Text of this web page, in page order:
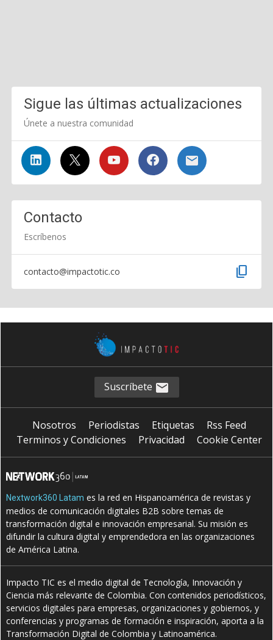
Sigue las últimas actualizaciones
Únete a nuestra comunidad
Contacto
Escríbenos
contacto@impactotic.co content_copy
Suscríbete
Nosotros Periodistas Etiquetas
Rss Feed
Terminos y Condiciones
Privacidad Cookie Center
Nextwork360 Latam es la red en Hispanoamérica de revistas y
medios de comunicación digitales B2B sobre temas de
transformación digital e innovación empresarial. Su misión es
difundir la cultura digital y emprendedora en las organizaciones
de América Latina.
Impacto TIC es el medio digital de Tecnología, Innovación y
Ciencia más relevante de Colombia. Con contenidos periodísticos,
servicios digitales para empresas, organizaciones y gobiernos, y
conferencias y programas de formación e inspiración, aporta a la
Transformación Digital de Colombia y Latinoamérica.